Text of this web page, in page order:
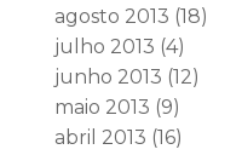
agosto 2013 (18)
julho 2013 (4)
junho 2013 (12)
maio 2013 (9)
abril 2013 (16)